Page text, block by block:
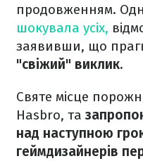
продовженням.
шокувала усіх,
заявивши, що
"свіжий" виклик.
Cвяте місце
Hasbro, та
над наступною
геймдизайнерів